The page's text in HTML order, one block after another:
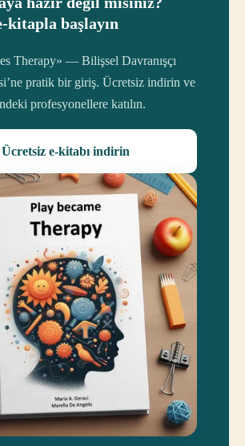
kitapla başlayın
Therapy» — Bilişsel Davranışçı
pratik bir giriş. Ücretsiz indirin ve
profesyonellere katılın.
Ücretsiz e-kitabı indirin